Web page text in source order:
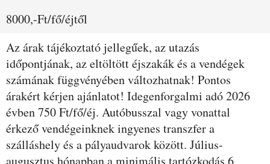
8000,-Ft/fő/éjtől
Az árak tájékoztató jellegűek, az utazás
időpontjának, az eltöltött éjszakák és a vendégek
számának függvényében változhatnak! Pontos
árakért kérjen ajánlatot! Idegenforgalmi adó 2026
évben 750 Ft/fő/éj. Autóbusszal vagy vonattal
érkező vendégeinknek ingyenes transzfer a
szálláshely és a pályaudvarok között. Július-
augusztus hónapban a minimális tartózkodás 6